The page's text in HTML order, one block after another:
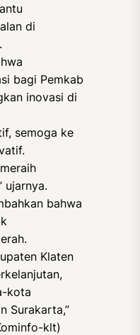
di
bagi Pemkab
inovasi di
semoga ke
ujarnya.
bahwa
Klaten
kota
Surakarta,”
klt)